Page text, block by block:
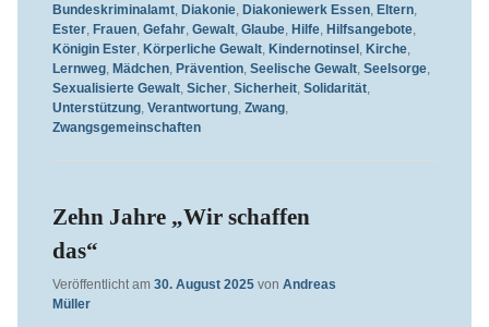
Bundeskriminalamt, Diakonie, Diakoniewerk Essen, Eltern,
Ester, Frauen, Gefahr, Gewalt, Glaube, Hilfe, Hilfsangebote,
Königin Ester, Körperliche Gewalt, Kindernotinsel, Kirche,
Lernweg, Mädchen, Prävention, Seelische Gewalt, Seelsorge,
Sexualisierte Gewalt, Sicher, Sicherheit, Solidarität,
Unterstützung, Verantwortung, Zwang,
Zwangsgemeinschaften
Zehn Jahre „Wir schaffen
das“
Veröffentlicht am 30. August 2025 von Andreas
Müller